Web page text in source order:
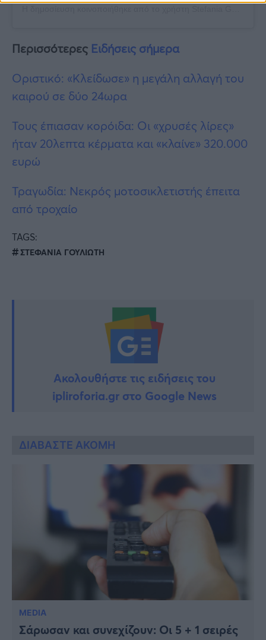
Περισσότερες Ειδήσεις σήμερα
Οριστικό: «Κλείδωσε» η μεγάλη αλλαγή του
καιρού σε δύο 24ωρα
Τους έπιασαν κορόιδα: Οι «χρυσές λίρες»
ήταν 20λεπτα κέρματα και «κλαίνε» 320.000
ευρώ
Τραγωδία: Νεκρός μοτοσικλετιστής έπειτα
από τροχαίο
TAGS:
ΣΤΕΦΑΝΙΑ ΓΟΥΛΙΩΤΗ
Ακολουθήστε τις ειδήσεις του
ipliroforia.gr στο Google News
ΔΙΑΒΑΣΤΕ ΑΚΟΜΗ
MEDIA
Σάρωσαν και συνεχίζουν: Οι 5 + 1 σειρές